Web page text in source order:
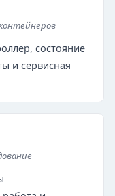
состояние
и сервисная